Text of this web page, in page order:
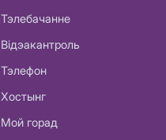
Тэлебачанне
Відэакантроль
Тэлефон
Хостынг
Мой горад